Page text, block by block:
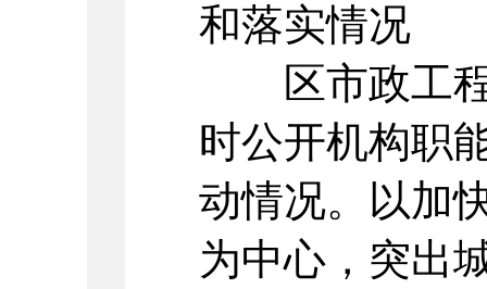
和落实情况
区市政工程
时公开机构职
动情况。以加
为中心，突出